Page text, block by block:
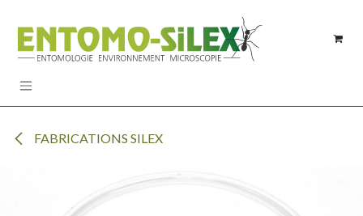
FABRICATIONS SILEX